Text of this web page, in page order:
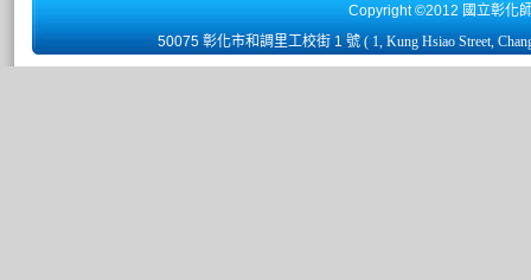
Copyright ©2012 國立彰化
50075 彰化市和調里工校街 1 號 ( 1, Kung Hsiao Street,